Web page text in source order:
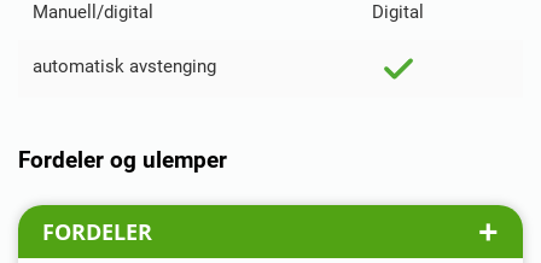
Manuell/digital Digital
automatisk avstenging
Fordeler og ulemper
FORDELER